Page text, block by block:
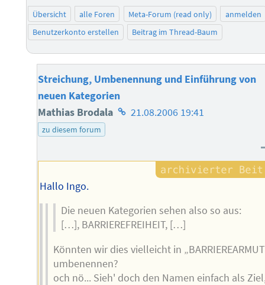
Übersicht alle Foren Meta-Forum (read only)
anmelden
Benutzerkonto erstellen
Beitrag im Thread-Baum
Streichung, Umbenennung und Einführung von
neuen Kategorien
Mathias Brodala Homepage
21.08.2006 19:41
zu diesem forum
Hallo Ingo.
Die neuen Kategorien sehen also so aus:
[…], BARRIEREFREIHEIT, […]
Könnten wir dies vielleicht in
umbenennen?
och nö... Sieh' doch den Namen einfach als